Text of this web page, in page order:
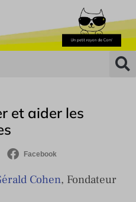
et aider les
Facebook
Cohen, Fondateur